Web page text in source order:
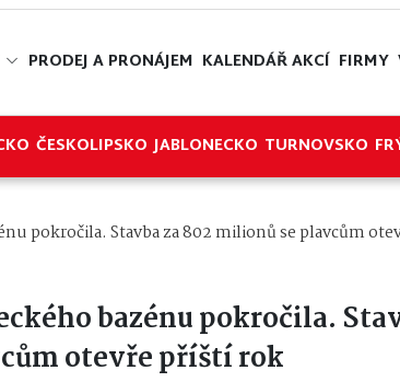
PRODEJ A PRONÁJEM KALENDÁŘ AKCÍ FIRMY
ČESKOLIPSKO JABLONECKO TURNOVSKO
pokročila. Stavba za 802 milionů se plavcům
bazénu pokročila.
otevře příští rok